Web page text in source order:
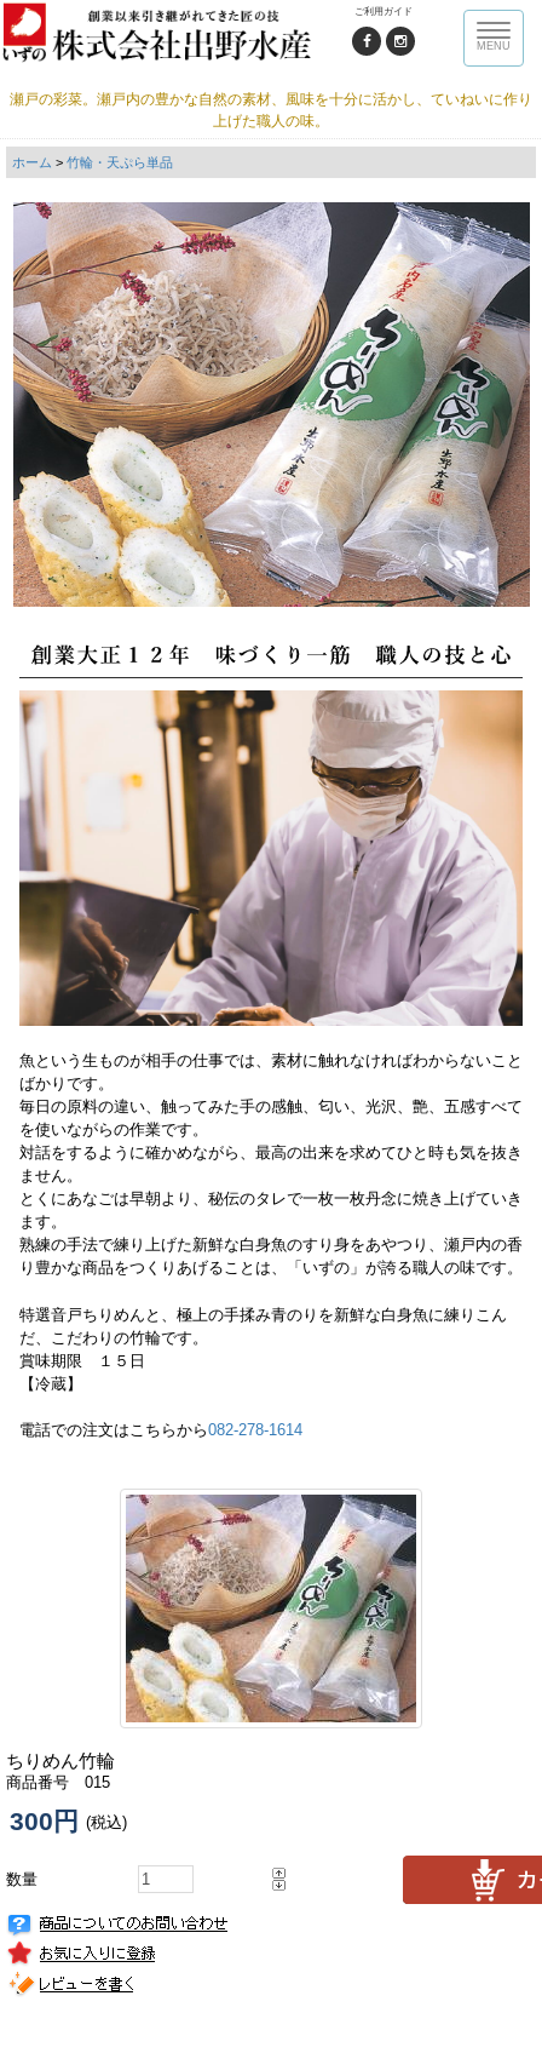
ご利用ガイド
Toggle
MENU
瀬戸の彩菜。瀬戸内の豊かな自然の素材、風味を十分に活かし、ていねいに作り
上げた職人の味。
ホーム > 竹輪・天ぷら単品
魚という生ものが相手の仕事では、素材に触れなければわからないこと
ばかりです。
毎日の原料の違い、触ってみた手の感触、匂い、光沢、艶、五感すべて
を使いながらの作業です。
対話をするように確かめながら、最高の出来を求めてひと時も気を抜き
ません。
とくにあなごは早朝より、秘伝のタレで一枚一枚丹念に焼き上げていき
ます。
熟練の手法で練り上げた新鮮な白身魚のすり身をあやつり、瀬戸内の香
り豊かな商品をつくりあげることは、「いずの」が誇る職人の味です。
特選音戸ちりめんと、極上の手揉み青のりを新鮮な白身魚に練りこん
だ、こだわりの竹輪です。
賞味期限 １５日
【冷蔵】
電話での注文はこちらから082-278-1614
ちりめん竹輪
商品番号 015
300円 (税込)
数量